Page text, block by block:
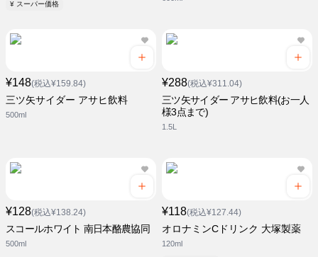
¥ スーパー価格
¥148(税込¥159.84)
三ツ矢サイダー アサヒ飲料
500ml
¥288(税込¥311.04)
三ツ矢サイダー アサヒ飲料(お一人
様3点まで)
1.5L
¥128(税込¥138.24)
スコールホワイト 南日本酪農協同
500ml
¥118(税込¥127.44)
オロナミンCドリンク 大塚製薬
120ml